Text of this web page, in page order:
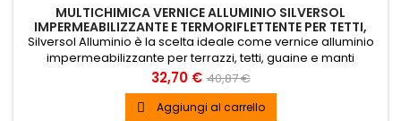
MULTICHIMICA VERNICE ALLUMINIO SILVERSOL
IMPERMEABILIZZANTE E TERMORIFLETTENTE PER TETTI,
TERRAZZI, GUAINA
Silversol Alluminio è la scelta ideale come vernice alluminio
impermeabilizzante per terrazzi, tetti, guaine e manti
bituminosi, ma è anche un’ottima vernice
termoriflettente grazie alle sue caratteristiche tecniche che
permettono un’azione riflettente dei raggi solari
Prezzo
32,70 € Prezzo
base
40,87 €
 Aggiungi al carrello